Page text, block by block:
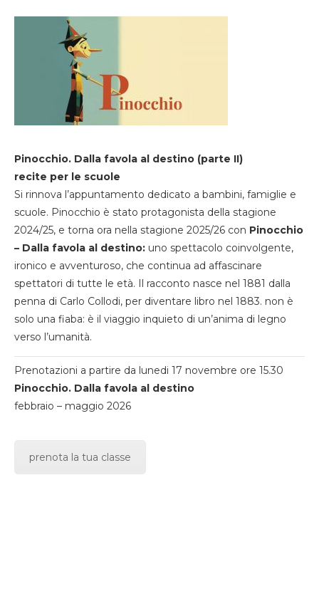
Pinocchio. Dalla favola al destino (parte II)
recite per le scuole
Si rinnova l’appuntamento dedicato a bambini, famiglie e
scuole. Pinocchio è stato protagonista della stagione
2024/25, e torna ora nella stagione 2025/26 con Pinocchio
– Dalla favola al destino: uno spettacolo coinvolgente,
ironico e avventuroso, che continua ad affascinare
spettatori di tutte le età. Il racconto nasce nel 1881 dalla
penna di Carlo Collodi, per diventare libro nel 1883. non è
solo una fiaba: è il viaggio inquieto di un’anima di legno
verso l’umanità.
Prenotazioni a partire da lunedi 17 novembre ore 15.30
Pinocchio. Dalla favola al destino
febbraio – maggio 2026
prenota la tua classe